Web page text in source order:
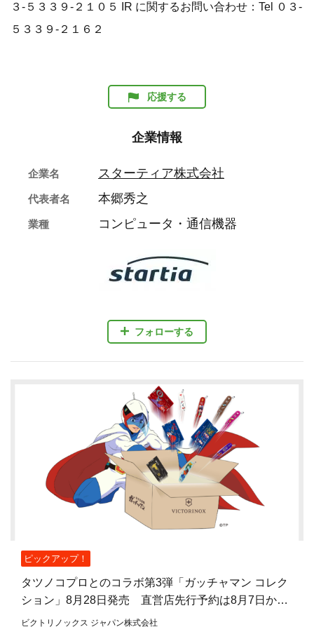
３-５３３９-２１０５ IR に関するお問い合わせ：Tel ０３-
５３３９-２１６２
応援する
企業情報
フォローする
企業名 スターティア株式会社
代表者名 本郷秀之
業種 コンピュータ・通信機器
ピックアップ！
タツノコプロとのコラボ第3弾「ガッチャマン コレク
ション」8月28日発売 直営店先行予約は8月7日から
8月27日まで
ビクトリノックス ジャパン株式会社